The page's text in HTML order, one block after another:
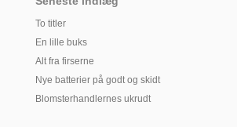
To titler
En lille buks
Alt fra firserne
Nye batterier på godt og skidt
Blomsterhandlernes ukrudt